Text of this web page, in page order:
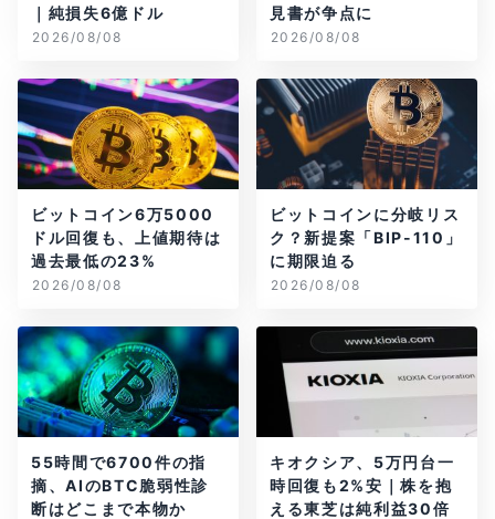
｜純損失6億ドル
2026/08/08
見書が争点に
2026/08/08
ビットコイン6万5000
ドル回復も、上値期待は
過去最低の23%
2026/08/08
ビットコインに分岐リス
ク？新提案「BIP-110」
に期限迫る
2026/08/08
55時間で6700件の指
摘、AIのBTC脆弱性診
断はどこまで本物か
キオクシア、5万円台一
時回復も2%安｜株を抱
える東芝は純利益30倍